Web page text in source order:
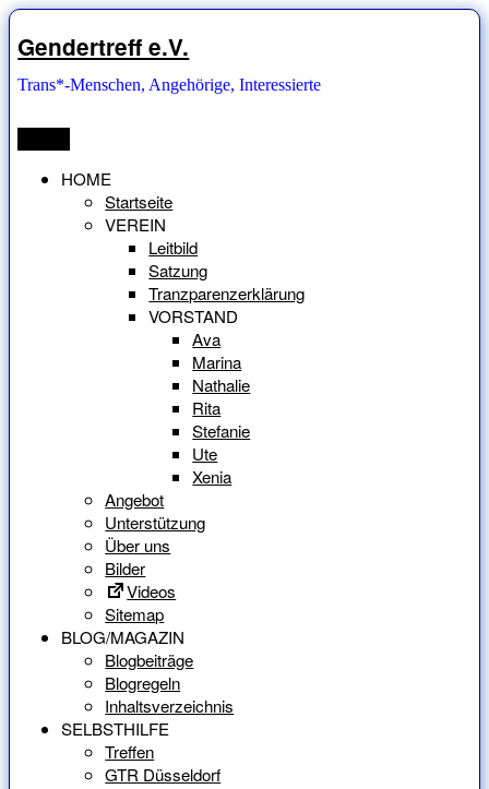
Zum
Inhalt
springen
Gendertreff e.V.
Trans*-Menschen, Angehörige, Interessierte
HOME
Startseite
VEREIN
Leitbild
Satzung
Tranzparenzerklärung
VORSTAND
Ava
Marina
Nathalie
Rita
Stefanie
Ute
Xenia
Angebot
Unterstützung
Über uns
Bilder
Videos
Sitemap
BLOG/MAGAZIN
Blogbeiträge
Blogregeln
Inhaltsverzeichnis
SELBSTHILFE
Treffen
GTR Düsseldorf